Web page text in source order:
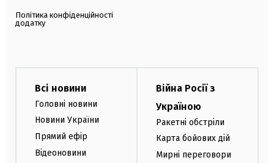
Політика конфіденційності
додатку
Всі новини
Головні новини
Новини України
Прямий ефір
Відеоновини
Війна Росії з
Україною
Ракетні обстріли
Карта бойових дій
Мирні переговори